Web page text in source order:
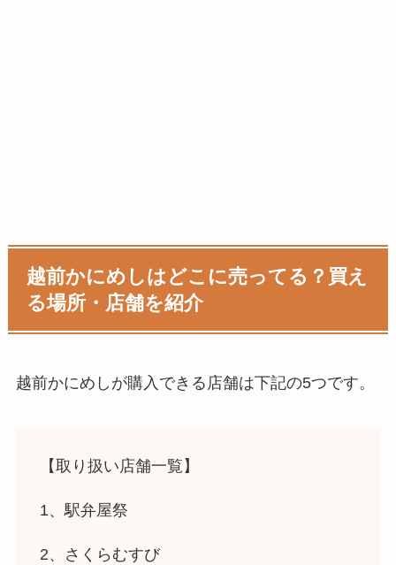
越前かにめしはどこに売ってる？買え
る場所・店舗を紹介
越前かにめし が購入できる店舗は下記の5つです。
【取り扱い店舗一覧】
1、駅弁屋祭
2、さくらむすび